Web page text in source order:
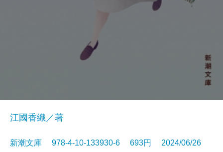
江國香織／著
新潮文庫 978-4-10-133930-6 693円 2024/06/26